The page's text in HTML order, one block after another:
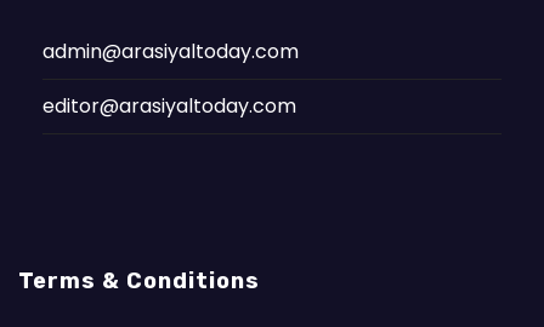
admin@arasiyaltoday.com
editor@arasiyaltoday.com
Terms & Conditions